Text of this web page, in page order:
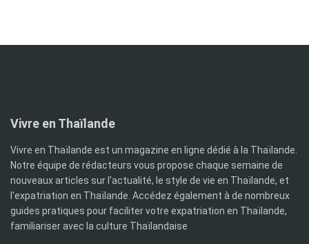
Vivre en Thaïlande
Vivre en Thaïlande est un magazine en ligne dédié à la Thaïlande.
Notre équipe de rédacteurs vous propose chaque semaine de
nouveaux articles sur l'actualité, le style de vie en Thaïlande, et
l'expatriation en Thaïlande. Accédez également à de nombreux
guides pratiques pour faciliter votre expatriation en Thaïlande,
familiariser avec la culture Thaïlandaise